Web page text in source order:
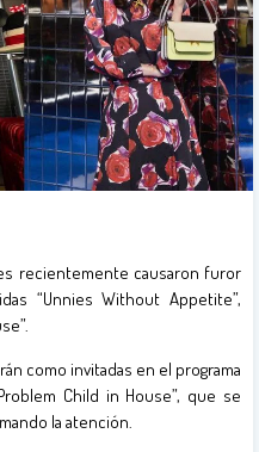
recientemente causaron furor
“Unnies Without Appetite”,
como invitadas en el programa
Child in House”, que se
la atención.